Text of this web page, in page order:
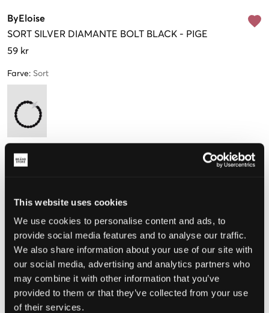
This website uses cookies
We use cookies to personalise content and ads, to
provide social media features and to analyse our traffic.
We also share information about your use of our site with
our social media, advertising and analytics partners who
may combine it with other information that you’ve
provided to them or that they’ve collected from your use
of their services.
ByEloise
SORT SILVER DIAMANTE BOLT BLACK - PIGE
59 kr
Farve: Sort
Størrelse
Opfattet størrelse
Lille Perfekt Stor
VÆLG EN STØRRELSE